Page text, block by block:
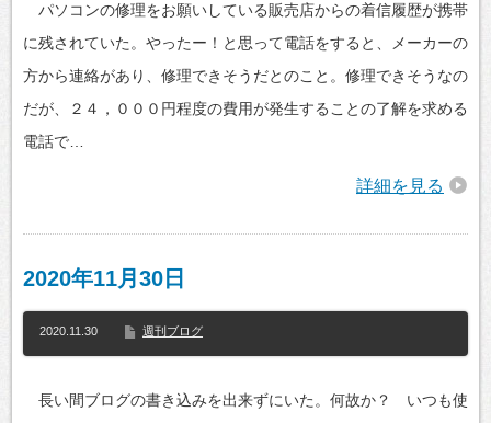
パソコンの修理をお願いしている販売店からの着信履歴が携帯
に残されていた。やったー！と思って電話をすると、メーカーの
方から連絡があり、修理できそうだとのこと。修理できそうなの
だが、２４，０００円程度の費用が発生することの了解を求める
電話で…
詳細を見る
2020年11月30日
2020.11.30 週刊ブログ
長い間ブログの書き込みを出来ずにいた。何故か？ いつも使